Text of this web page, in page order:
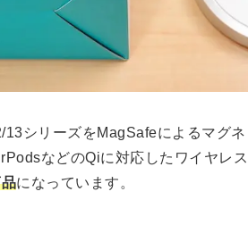
シリーズをMagSafeによるマグ
などのQiに対応したワイヤレ
になっています。